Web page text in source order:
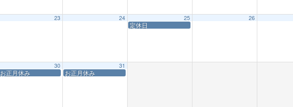
23 24 25
定休日
26
30
お正月休み
31
お正月休み